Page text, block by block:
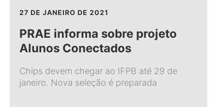
27 DE JANEIRO DE 2021
PRAE informa sobre projeto
Alunos Conectados
Chips devem chegar ao IFPB até 29 de
janeiro. Nova seleção é preparada